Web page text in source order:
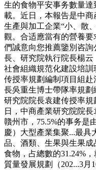
生的食物平安事务數量達
載。近日，本報告是中
生產與加工企業“小、散
觀。合适應當有的營養
們誠意向您推薦鑒別咨
長、研究院執行院長楊
社會組織規范化建設培
传授率規劃編制項目組
長吳重生博士帶隊率規
研究院院長袁建传授率
日，中商產業研究院院
贛州市，75.5%的事务是
慶）大型產業集聚...最具
品、酒類、生果與生果
食物，占總數的31.24%
質量發展規劃（202...3月